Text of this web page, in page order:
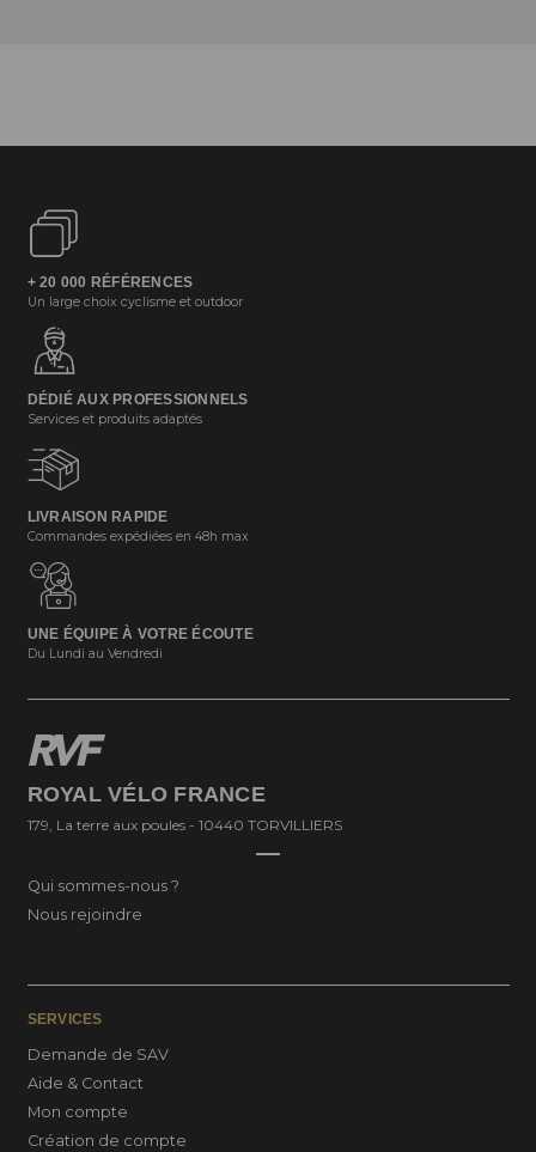
+ 20 000 RÉFÉRENCES
Un large choix cyclisme et outdoor
DÉDIÉ AUX PROFESSIONNELS
Services et produits adaptés
LIVRAISON RAPIDE
Commandes expédiées en 48h max
UNE ÉQUIPE À VOTRE ÉCOUTE
Du Lundi au Vendredi
ROYAL VÉLO FRANCE
179, La terre aux poules - 10440 TORVILLIERS
Qui sommes-nous ?
Nous rejoindre
SERVICES
Demande de SAV
Aide & Contact
Mon compte
Création de compte